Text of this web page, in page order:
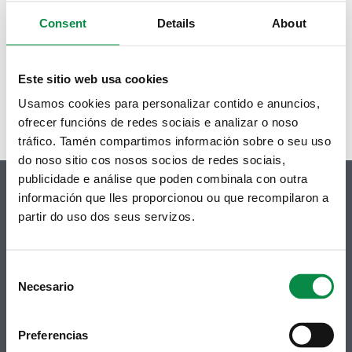
Consent Details About
Este sitio web usa cookies
Usamos cookies para personalizar contido e anuncios,
ofrecer funcións de redes sociais e analizar o noso
tráfico. Tamén compartimos información sobre o seu uso
do noso sitio cos nosos socios de redes sociais,
publicidade e análise que poden combinala con outra
información que lles proporcionou ou que recompilaron a
partir do uso dos seus servizos.
Selection
Necesario
Preferencias
Subscrición boletíns